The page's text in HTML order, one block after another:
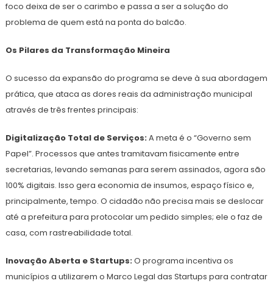
foco deixa de ser o carimbo e passa a ser a solução do
problema de quem está na ponta do balcão.
Os Pilares da Transformação Mineira
O sucesso da expansão do programa se deve à sua abordagem
prática, que ataca as dores reais da administração municipal
através de três frentes principais:
Digitalização Total de Serviços:A meta é o “Governo sem
Papel”. Processos que antes tramitavam fisicamente entre
secretarias, levando semanas para serem assinados, agora são
100% digitais. Isso gera economia de insumos, espaço físico e,
principalmente, tempo. O cidadão não precisa mais se deslocar
até a prefeitura para protocolar um pedido simples; ele o faz de
casa, com rastreabilidade total.
Inovação Aberta e Startups:O programa incentiva os
municípios a utilizarem o Marco Legal das Startups para contratar